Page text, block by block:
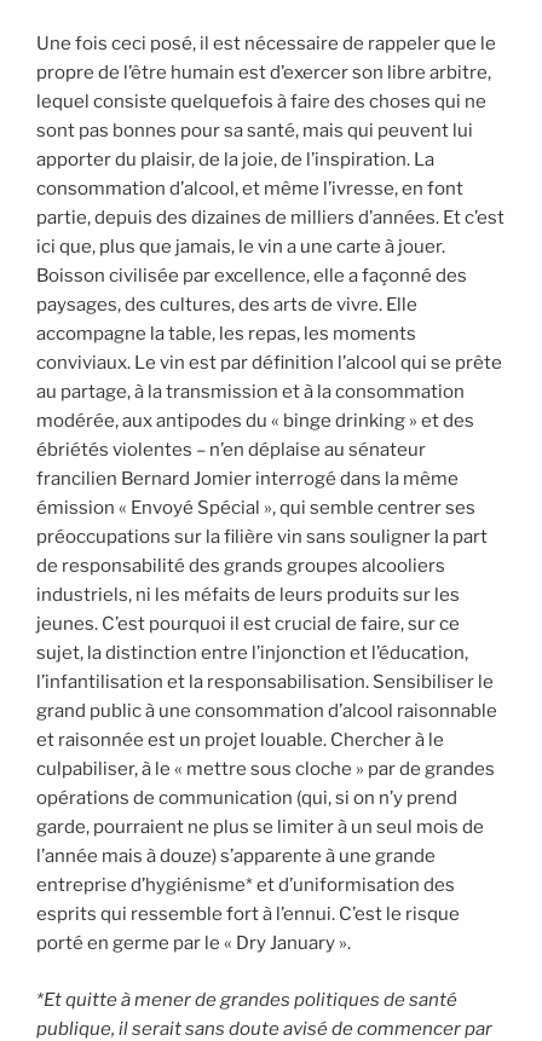
Une fois ceci posé, il est nécessaire de rappeler que le
propre de l’être humain est d’exercer son libre arbitre,
lequel consiste quelquefois à faire des choses qui ne
sont pas bonnes pour sa santé, mais qui peuvent lui
apporter du plaisir, de la joie, de l’inspiration. La
consommation d’alcool, et même l’ivresse, en font
partie, depuis des dizaines de milliers d’années. Et c’est
ici que, plus que jamais, le vin a une carte à jouer.
Boisson civilisée par excellence, elle a façonné des
paysages, des cultures, des arts de vivre. Elle
accompagne la table, les repas, les moments
conviviaux. Le vin est par définition l’alcool qui se prête
au partage, à la transmission et à la consommation
modérée, aux antipodes du « binge drinking » et des
ébriétés violentes – n’en déplaise au sénateur
francilien Bernard Jomier interrogé dans la même
émission « Envoyé Spécial », qui semble centrer ses
préoccupations sur la filière vin sans souligner la part
de responsabilité des grands groupes alcooliers
industriels, ni les méfaits de leurs produits sur les
jeunes. C’est pourquoi il est crucial de faire, sur ce
sujet, la distinction entre l’injonction et l’éducation,
l’infantilisation et la responsabilisation. Sensibiliser le
grand public à une consommation d’alcool raisonnable
et raisonnée est un projet louable. Chercher à le
culpabiliser, à le « mettre sous cloche » par de grandes
opérations de communication (qui, si on n’y prend
garde, pourraient ne plus se limiter à un seul mois de
l’année mais à douze) s’apparente à une grande
entreprise d’hygiénisme* et d’uniformisation des
esprits qui ressemble fort à l’ennui. C’est le risque
porté en germe par le « Dry January ».
*Et quitte à mener de grandes politiques de santé
publique, il serait sans doute avisé de commencer par